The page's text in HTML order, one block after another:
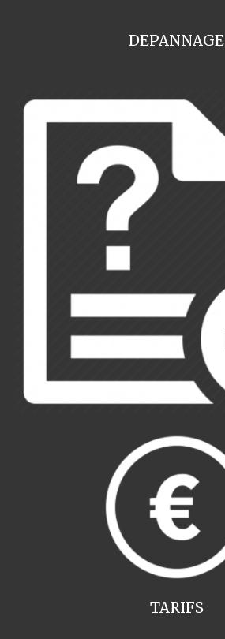
DEPANNAGE
TARIFS